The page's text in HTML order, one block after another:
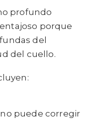
profundo
porque
del
del cuello.
puede corregir